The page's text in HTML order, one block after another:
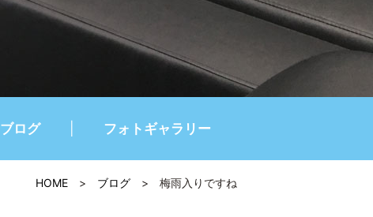
ブログ フォトギャラリー
HOME > ブログ > 梅雨入りですね